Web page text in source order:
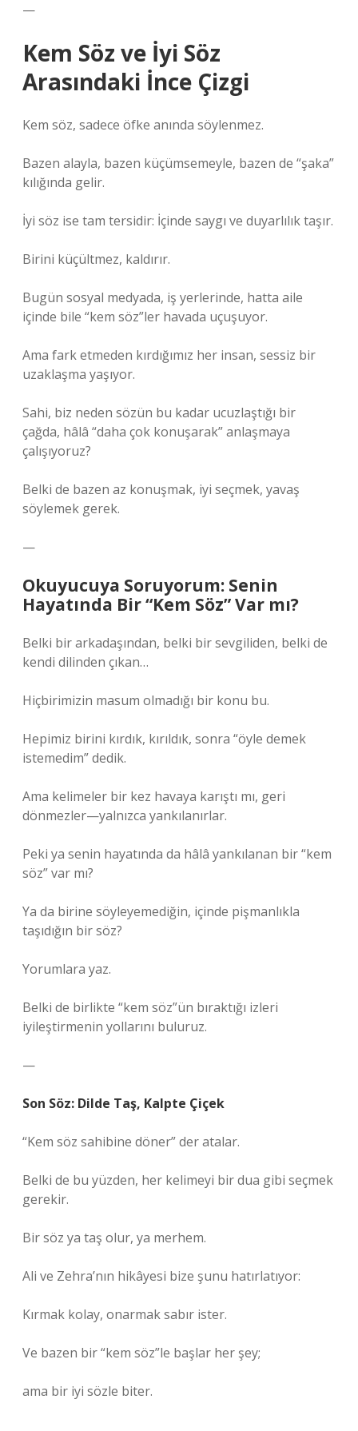
—
Kem Söz ve İyi Söz
Arasındaki İnce Çizgi
Kem söz, sadece öfke anında söylenmez.
Bazen alayla, bazen küçümsemeyle, bazen de “şaka”
kılığında gelir.
İyi söz ise tam tersidir: İçinde saygı ve duyarlılık taşır.
Birini küçültmez, kaldırır.
Bugün sosyal medyada, iş yerlerinde, hatta aile
içinde bile “kem söz”ler havada uçuşuyor.
Ama fark etmeden kırdığımız her insan, sessiz bir
uzaklaşma yaşıyor.
Sahi, biz neden sözün bu kadar ucuzlaştığı bir
çağda, hâlâ “daha çok konuşarak” anlaşmaya
çalışıyoruz?
Belki de bazen az konuşmak, iyi seçmek, yavaş
söylemek gerek.
—
Okuyucuya Soruyorum: Senin
Hayatında Bir “Kem Söz” Var mı?
Belki bir arkadaşından, belki bir sevgiliden, belki de
kendi dilinden çıkan…
Hiçbirimizin masum olmadığı bir konu bu.
Hepimiz birini kırdık, kırıldık, sonra “öyle demek
istemedim” dedik.
Ama kelimeler bir kez havaya karıştı mı, geri
dönmezler—yalnızca yankılanırlar.
Peki ya senin hayatında da hâlâ yankılanan bir “kem
söz” var mı?
Ya da birine söyleyemediğin, içinde pişmanlıkla
taşıdığın bir söz?
Yorumlara yaz.
Belki de birlikte “kem söz”ün bıraktığı izleri
iyileştirmenin yollarını buluruz.
—
Son Söz: Dilde Taş, Kalpte Çiçek
“Kem söz sahibine döner” der atalar.
Belki de bu yüzden, her kelimeyi bir dua gibi seçmek
gerekir.
Bir söz ya taş olur, ya merhem.
Ali ve Zehra’nın hikâyesi bize şunu hatırlatıyor:
Kırmak kolay, onarmak sabır ister.
Ve bazen bir “kem söz”le başlar her şey;
ama bir iyi sözle biter.